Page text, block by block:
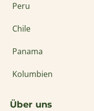
Peru
Chile
Panama
Kolumbien
Über uns